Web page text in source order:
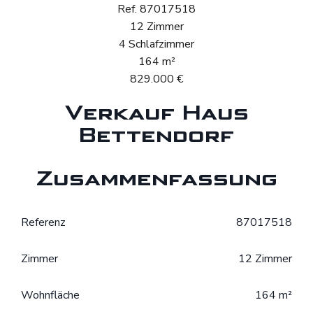
Ref. 87017518
12 Zimmer
4 Schlafzimmer
164 m²
829.000 €
Verkauf Haus
Bettendorf
Zusammenfassung
Referenz 87017518
Zimmer 12 Zimmer
Wohnfläche 164 m²